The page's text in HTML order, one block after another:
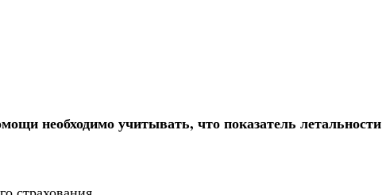
необходимо учитывать, что показатель летальности